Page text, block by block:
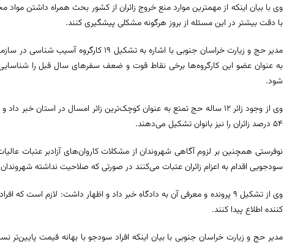
وی با بیان اینکه از مهمترین موارد منع خروج زائران از کشور بحث همراه داشتن مواد
با دقت بیشتر در این مسئله از بروز هرگونه مشکلی پیشگیری کنند.
مدیر حج و زیارت خراسان جنوبی با اشاره به
به عنوان عضو این کارگروه‌ها برخی نقاط قوت و ضعف سفرهای سال قبل را
شود.
۵۴ درصد زائران را نیز بانوان تشکیل می‌دهند.
نوفرستی همچنین بر لزوم آگاهی شهروندان از مشکلات کاروان‌های آزادبر عتبات
سودجویی اقدام به اعزام زائران عتبات می‌کنند در صورتی که صلاحیت نداشته شهروندان
وی از تشکیل ۹ پرونده و معرفی آن به دادگاه خبر داد و اظهار داشت: لازم است
کننده اطلاع پیدا کنند.
مدیر حج و زیارت خراسان جنوبی با بیان اینکه افراد سودجو با بهانه قیمت پایین‌تر